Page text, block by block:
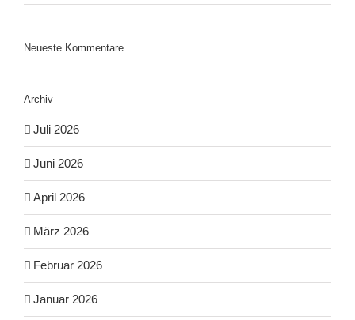
Neueste Kommentare
Archiv
Juli 2026
Juni 2026
April 2026
März 2026
Februar 2026
Januar 2026